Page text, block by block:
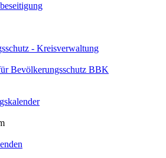
- Kreisverwaltung
Bevölkerungsschutz BBK